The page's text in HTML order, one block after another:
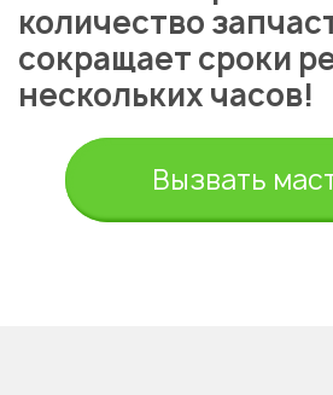
количество
сокращает сроки
нескольких часов!
Вызвать